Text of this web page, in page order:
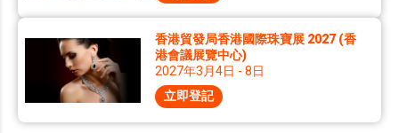
香港貿發局香港國際珠寶展 2027 (香
港會議展覽中心)
2027年3月4日 - 8日
立即登記